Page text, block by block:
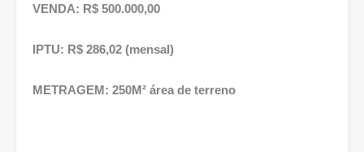
VENDA: R$ 500.000,00
IPTU: R$ 286,02 (mensal)
METRAGEM: 250M² área de terreno